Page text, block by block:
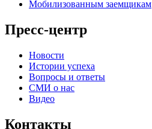
Мобилизованным заемщикам
Пресс-центр
Новости
Истории успеха
Вопросы и ответы
СМИ о нас
Видео
Контакты